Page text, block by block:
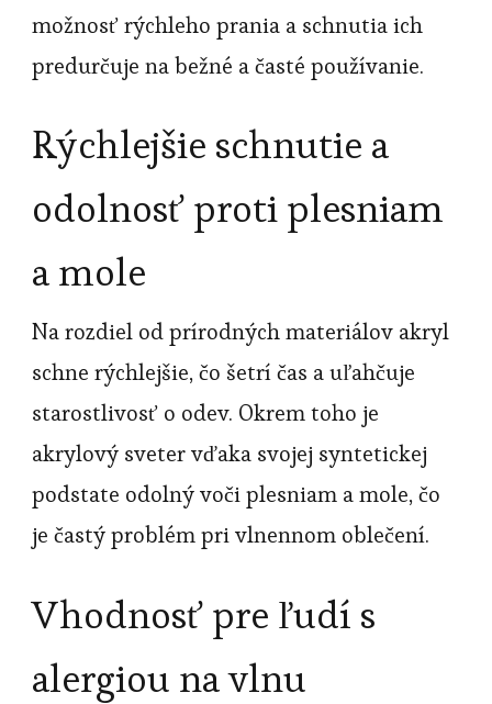
možnosť rýchleho prania a schnutia ich
predurčuje na bežné a časté používanie.
Rýchlejšie schnutie a
odolnosť proti plesniam
a mole
Na rozdiel od prírodných materiálov akryl
schne rýchlejšie, čo šetrí čas a uľahčuje
starostlivosť o odev. Okrem toho je
akrylový sveter vďaka svojej syntetickej
podstate odolný voči plesniam a mole, čo
je častý problém pri vlnennom oblečení.
Vhodnosť pre ľudí s
alergiou na vlnu